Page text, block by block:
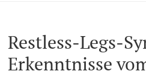
Aktuell
‡ ‡ ‡ ‡
News
‡ ‡ ‡ ‡
Newsletter bestellen
‡ ‡ ‡ ‡ ‡ ‡ ‡ ‡ ‡ ‡ ‡ ‡ ‡ ‡ ‡ ‡
Restless-Legs-
Erkenntnisse